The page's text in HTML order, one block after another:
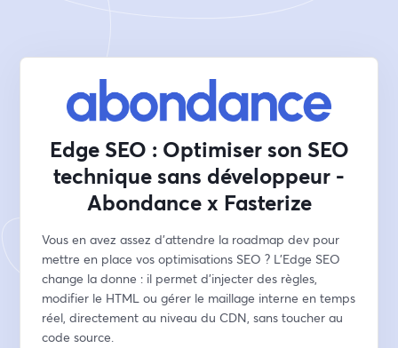
Edge SEO : Optimiser son SEO
technique sans développeur -
Abondance x Fasterize
Vous en avez assez d'attendre la roadmap dev pour
mettre en place vos optimisations SEO ? L'Edge SEO
change la donne : il permet d'injecter des règles,
modifier le HTML ou gérer le maillage interne en temps
réel, directement au niveau du CDN, sans toucher au
code source.